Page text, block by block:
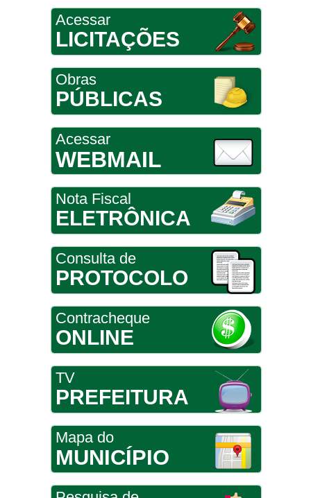
Acessar
LICITAÇÕES
Obras
PÚBLICAS
Acessar
WEBMAIL
Nota Fiscal
ELETRÔNICA
Consulta de
PROTOCOLO
Contracheque
ONLINE
TV
PREFEITURA
Mapa do
MUNICÍPIO